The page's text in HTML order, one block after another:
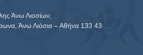
Άνω Λιοσίων,
Άνω Λιόσια – Αθήνα 133 43